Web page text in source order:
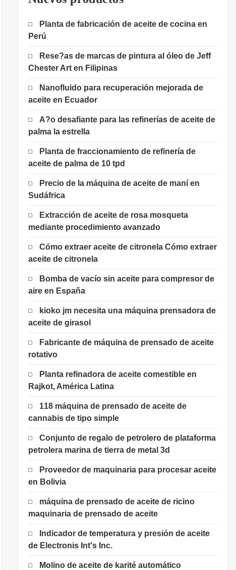
Planta de fabricación de aceite de cocina en
Perú
Rese?as de marcas de pintura al óleo de Jeff
Chester Art en Filipinas
Nanofluido para recuperación mejorada de
aceite en Ecuador
A?o desafiante para las refinerías de aceite de
palma la estrella
Planta de fraccionamiento de refinería de
aceite de palma de 10 tpd
Precio de la máquina de aceite de maní en
Sudáfrica
Extracción de aceite de rosa mosqueta
mediante procedimiento avanzado
Cómo extraer aceite de citronela Cómo extraer
aceite de citronela
Bomba de vacío sin aceite para compresor de
aire en España
kioko jm necesita una máquina prensadora de
aceite de girasol
Fabricante de máquina de prensado de aceite
rotativo
Planta refinadora de aceite comestible en
Rajkot, América Latina
118 máquina de prensado de aceite de
cannabis de tipo simple
Conjunto de regalo de petrolero de plataforma
petrolera marina de tierra de metal 3d
Proveedor de maquinaria para procesar aceite
en Bolivia
máquina de prensado de aceite de ricino
maquinaria de prensado de aceite
Indicador de temperatura y presión de aceite
de Electronis Int's Inc.
Molino de aceite de karité automático